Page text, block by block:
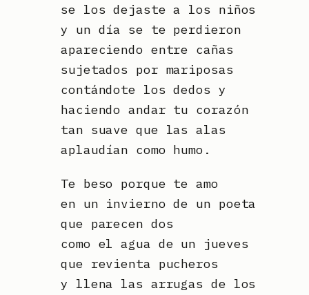
se los dejaste a los niños
y un día se te perdieron
apareciendo entre cañas
sujetados por mariposas
contándote los dedos y
haciendo andar tu corazón
tan suave que las alas
aplaudían como humo.
Te beso porque te amo
en un invierno de un poeta
que parecen dos
como el agua de un jueves
que revienta pucheros
y llena las arrugas de los